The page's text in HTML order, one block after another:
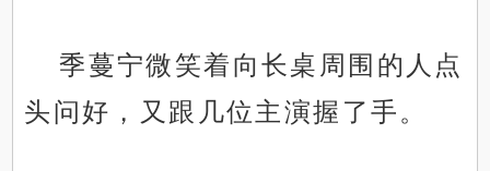
季蔓宁微笑着向长桌周围的人点
头问好，又跟几位主演握了手。